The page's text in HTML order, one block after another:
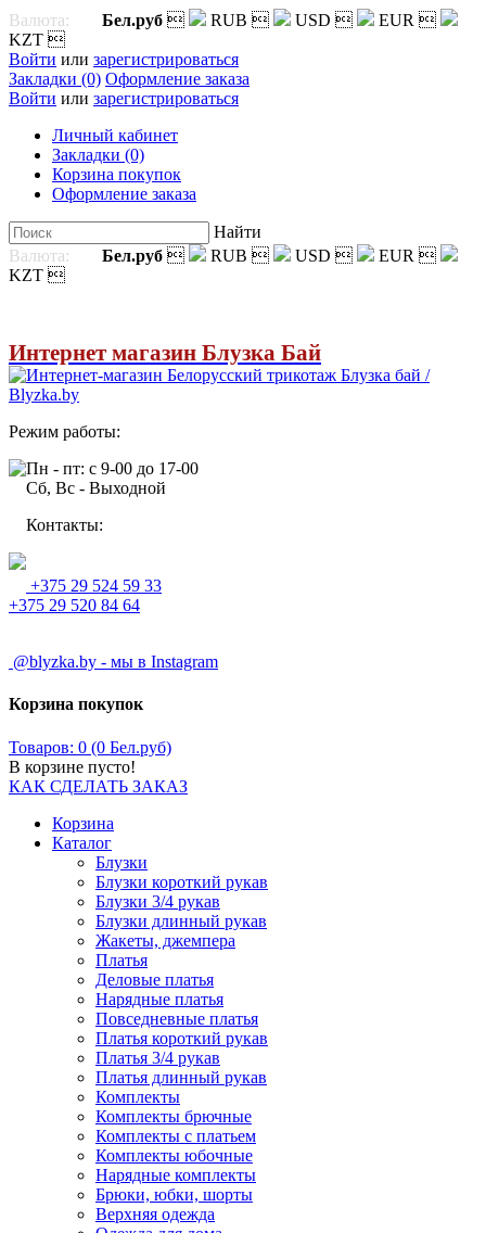
Валюта: Бел.руб  RUB  USD  EUR 
KZT 
Войти или зарегистрироваться
Закладки (0) Оформление заказа
Войти или зарегистрироваться
Личный кабинет
Закладки (0)
Корзина покупок
Оформление заказа
Найти
Валюта:
Бел.руб  RUB  USD  EUR 
KZT 
Интернет магазин Блузка Бай
Режим работы:
Пн - пт: с 9-00 до 17-00
Сб, Вс - Выходной
Контакты:
+375 29 524 59 33
+375 29 520 84 64
@blyzka.by - мы в Instagram
Корзина покупок
Товаров: 0 (0 Бел.руб)
В корзине пусто!
КАК СДЕЛАТЬ ЗАКАЗ
Корзина
Каталог
Блузки
Блузки короткий рукав
Блузки 3/4 рукав
Блузки длинный рукав
Жакеты, джемпера
Платья
Деловые платья
Нарядные платья
Повседневные платья
Платья короткий рукав
Платья 3/4 рукав
Платья длинный рукав
Комплекты
Комплекты брючные
Комплекты с платьем
Комплекты юбочные
Нарядные комплекты
Брюки, юбки, шорты
Верхняя одежда